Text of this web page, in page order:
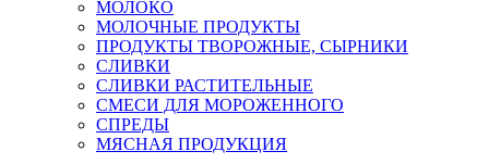
МОЛОКО
МОЛОЧНЫЕ ПРОДУКТЫ
ПРОДУКТЫ ТВОРОЖНЫЕ, СЫРНИКИ
СЛИВКИ
СЛИВКИ РАСТИТЕЛЬНЫЕ
СМЕСИ ДЛЯ МОРОЖЕННОГО
СПРЕДЫ
МЯСНАЯ ПРОДУКЦИЯ